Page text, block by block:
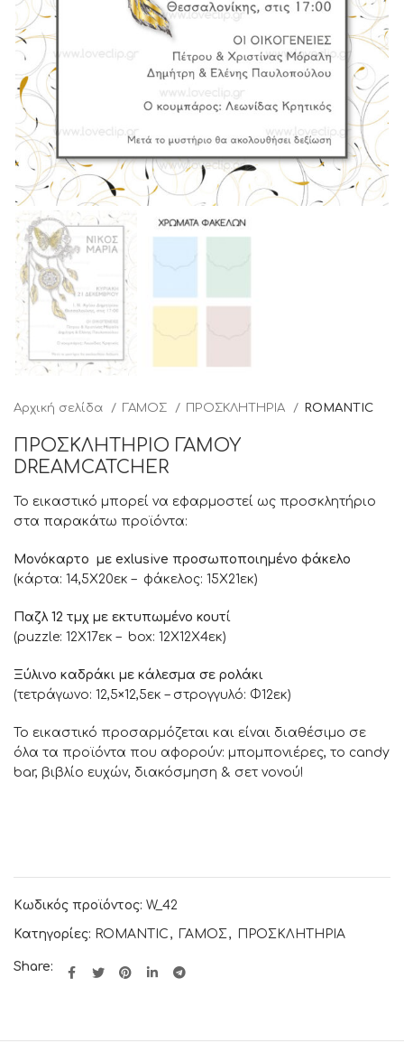
Αρχική σελίδα ΓΑΜΟΣ ΠΡΟΣΚΛΗΤΗΡΙΑ ROMANTIC
ΠΡΟΣΚΛΗΤΗΡΙΟ ΓΑΜΟΥ
DREAMCATCHER
Το εικαστικό μπορεί να εφαρμοστεί ως προσκλητήριο
στα παρακάτω προϊόντα:
Μονόκαρτο με exlusive προσωποποιημένο φάκελο
(κάρτα: 14,5Χ20εκ – φάκελος: 15Χ21εκ)
Παζλ 12 τμχ με εκτυπωμένο κουτί
(puzzle: 12Χ17εκ – box: 12Χ12X4εκ)
Ξύλινο καδράκι με κάλεσμα σε ρολάκι
(τετράγωνο: 12,5×12,5εκ – στρογγυλό: Φ12εκ)
Το εικαστικό προσαρμόζεται και είναι διαθέσιμο σε
όλα τα προϊόντα που αφορούν: μπομπονιέρες, το candy
bar, βιβλίο ευχών, διακόσμηση & σετ νονού!
Κωδικός προϊόντος: W_42
Κατηγορίες: ROMANTIC , ΓΑΜΟΣ , ΠΡΟΣΚΛΗΤΗΡΙΑ
Share: